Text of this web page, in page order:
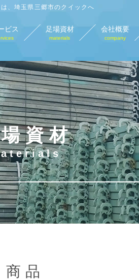
、埼玉県三郷市のクイックへ
ビス
場材買取
purchase
足場材リース
lease
足場資材
materials
会社概要
company
資材
商品